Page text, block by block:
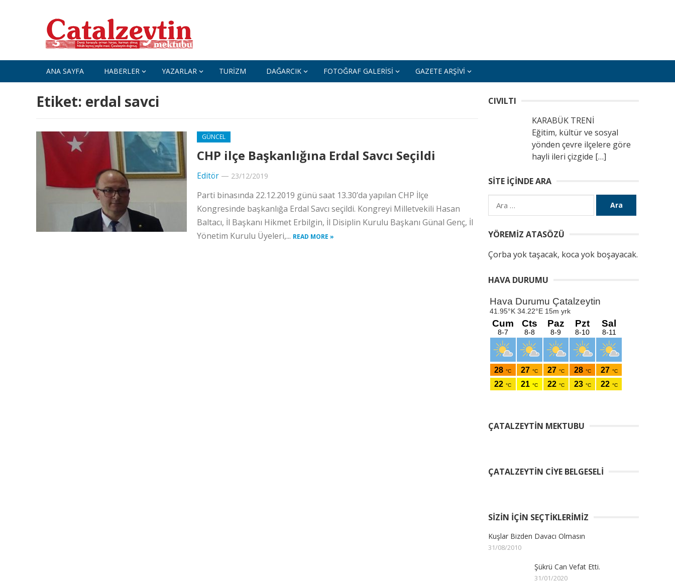
ANA SAYFA HABERLER YAZARLAR TURIZM DAĞARCIK FOTOĞRAF GALERISI GAZETE ARŞIVI
Etiket: erdal savci
GÜNCEL
CHP ilçe Başkanlığına Erdal Savcı Seçildi
Editör — 23/12/2019
Parti binasında 22.12.2019 günü saat 13.30’da yapılan CHP İlçe
Kongresinde başkanlığa Erdal Savcı seçildi. Kongreyi Milletvekili Hasan
Baltacı, İl Başkanı Hikmet Erbilgin, İl Disiplin Kurulu Başkanı Günal Genç, İl
Yönetim Kurulu Üyeleri,... READ MORE »
CIVILTI
KARABÜK TRENİ
Eğitim, kültür ve sosyal
yönden çevre ilçelere göre
hayli ileri çizgide […]
SITE İÇINDE ARA
Arama:
YÖREMIZ ATASÖZÜ
Çorba yok taşacak, koca yok boşayacak.
HAVA DURUMU
ÇATALZEYTIN MEKTUBU
ÇATALZEYTIN CIYE BELGESELI
SIZIN İÇIN SEÇTIKLERIMIZ
Kuşlar Bizden Davacı Olmasın
31/08/2010
Şükrü Can Vefat Etti.
31/01/2020